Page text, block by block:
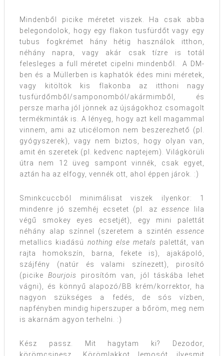
Mindenből picike méretet viszek. Ha csak abba
belegondolok, hogy egy flakon tusfürdőt vagy egy
tubus fogkrémet hány hétig használok itthon,
néhány napra, vagy akár csak tízre is totál
felesleges a full méretet cipelni mindenből. A DM-
ben és a Müllerben is kaphatók édes mini méretek,
vagy kitöltök kis flakonba az itthoni nagy
tusfürdőmből/samponomból/akármimből, és
persze marha jól jönnek az újságokhoz csomagolt
termékminták is. A lényeg, hogy azt kell magammal
vinnem, ami az uticélomon nem beszerezhető (pl.
gyógyszerek), vagy nem biztos, hogy olyan van,
amit én szeretek (pl. kedvenc naptejem). Világkörüli
útra nem 12 üveg sampont vinnék, csak egyet,
aztán ha az elfogy, vennék ott, ahol éppen járok. :)
Sminkcuccból minimálisat viszek ilyenkor: 1
mindenre jó szemhéj ecsetet (pl. azessence lila
végű smokey eyes ecsetjét), egy mini palettát
néhány alap színnel (szeretem a szintén essence
metallics kiadású nothing else metals
palettát, van
rajta homokszín, barna, fekete is), ajakápoló,
szájfény (natúr és valami színezett), pirosító
(picike Bourjois
pirosítóm van, jól táskába lehet
vágni), és könnyű alapozó/BB krém/korrektor, ha
nagyon szükséges a fedés, de sós vízben,
napfényben mindig hiperszuper a bőröm, meg nem
is akarnám agyon terhelni. :)
Kész passz. Mit hagytam ki? Dezodor,